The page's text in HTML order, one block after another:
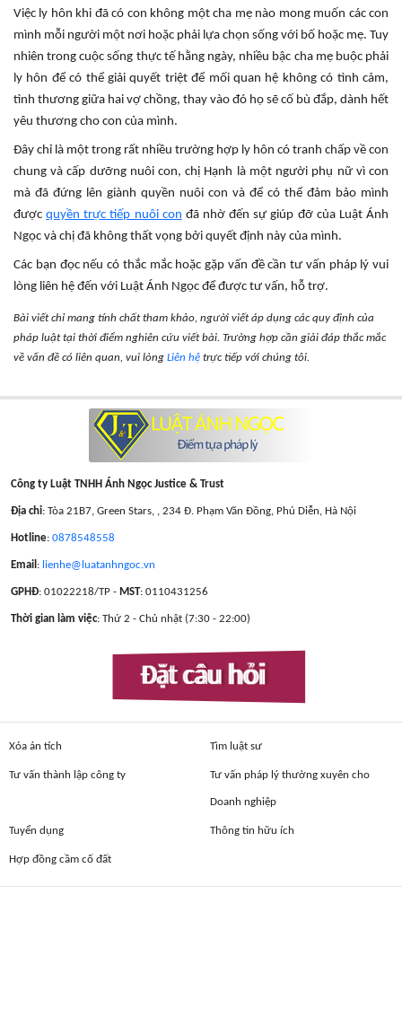
Việc ly hôn khi đã có con không một cha mẹ nào mong muốn các con
mình mỗi người một nơi hoặc phải lựa chọn sống với bố hoặc mẹ. Tuy
nhiên trong cuộc sống thực tế hằng ngày, nhiều bậc cha mẹ buộc phải
ly hôn để có thể giải quyết triệt để mối quan hệ không có tình cảm,
tình thương giữa hai vợ chồng, thay vào đó họ sẽ cố bù đắp, dành hết
yêu thương cho con của mình.
Đây chỉ là một trong rất nhiều trường hợp ly hôn có tranh chấp về con
chung và cấp dưỡng nuôi con, chị Hạnh là một người phụ nữ vì con
mà đã đứng lên giành quyền nuôi con và để có thể đảm bảo mình
đượcquyền trực tiếp nuôi con đã nhờ đến sự giúp đỡ của Luật Ánh
Ngọc và chị đã không thất vọng bởi quyết định này của mình.
Các bạn đọc nếu có thắc mắc hoặc gặp vấn đề cần tư vấn pháp lý vui
lòng liên hệ đến với Luật Ánh Ngọc để được tư vấn, hỗ trợ.
Bài viết chỉ mang tính chất tham khảo, người viết áp dụng các quy định của
pháp luật tại thời điểm nghiên cứu viết bài. Trường hợp cần giải đáp thắc mắc
về vấn đề có liên quan, vui lòng Liên hệ trực tiếp với chúng tôi.
Công ty Luật TNHH Ánh Ngọc Justice & Trust
Địa chỉ: Tòa 21B7, Green Stars, , 234 Đ. Phạm Văn Đồng, Phú Diễn, Hà Nội
Hotline: 0878548558
Email : lienhe@luatanhngoc.vn
GPHĐ: 01022218/TP - MST: 0110431256
Thời gian làm việc: Thứ 2 - Chủ nhật (7:30 - 22:00)
Đặt câu hỏi
Xóa án tích Tìm luật sư
Tư vấn thành lập công ty Tư vấn pháp lý thường xuyên cho
Doanh nghiệp
Tuyển dụng Thông tin hữu ích
Hợp đồng cầm cố đất